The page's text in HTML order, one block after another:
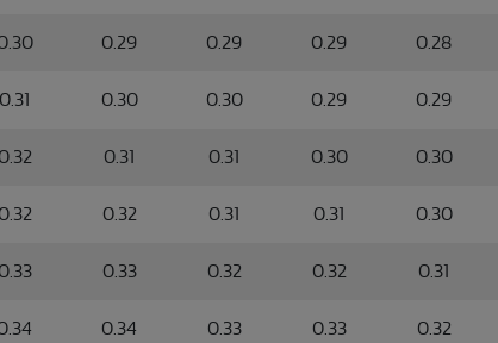
0.29 0.29 0.29 0.28
0.31 0.30 0.30 0.29 0.29
0.32 0.31 0.31 0.30 0.30
0.32 0.32 0.31 0.31 0.30
0.33 0.33 0.32 0.32 0.31
0.34 0.33 0.33 0.32